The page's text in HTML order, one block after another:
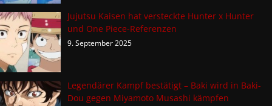
Jujutsu Kaisen hat versteckte Hunter x Hunter
und One Piece-Referenzen
9. September 2025
Legendärer Kampf bestätigt – Baki wird in Baki-
Dou gegen Miyamoto Musashi kämpfen